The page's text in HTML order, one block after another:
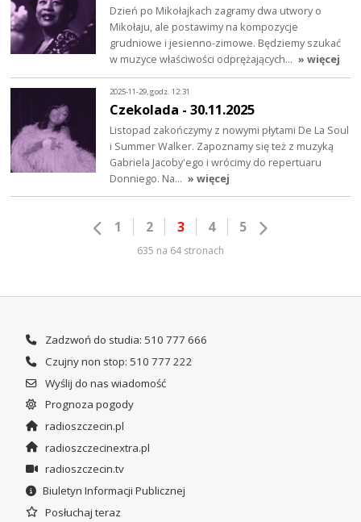
Dzień po Mikołajkach zagramy dwa utwory o
Mikołaju, ale postawimy na kompozycje
grudniowe i jesienno-zimowe. Będziemy szukać
w muzyce właściwości odprężających… » więcej
2025-11-29, godz. 12:31
Czekolada - 30.11.2025
Listopad zakończymy z nowymi płytami De La Soul
i Summer Walker. Zapoznamy się też z muzyką
Gabriela Jacoby'ego i wrócimy do repertuaru
Donniego. Na… » więcej
1 2 3 4 5
635 na 64 stronach
Zadzwoń do studia: 510 777 666
Czujny non stop: 510 777 222
Wyślij do nas wiadomość
Prognoza pogody
radioszczecin.pl
radioszczecinextra.pl
radioszczecin.tv
Biuletyn Informacji Publicznej
Posłuchaj teraz